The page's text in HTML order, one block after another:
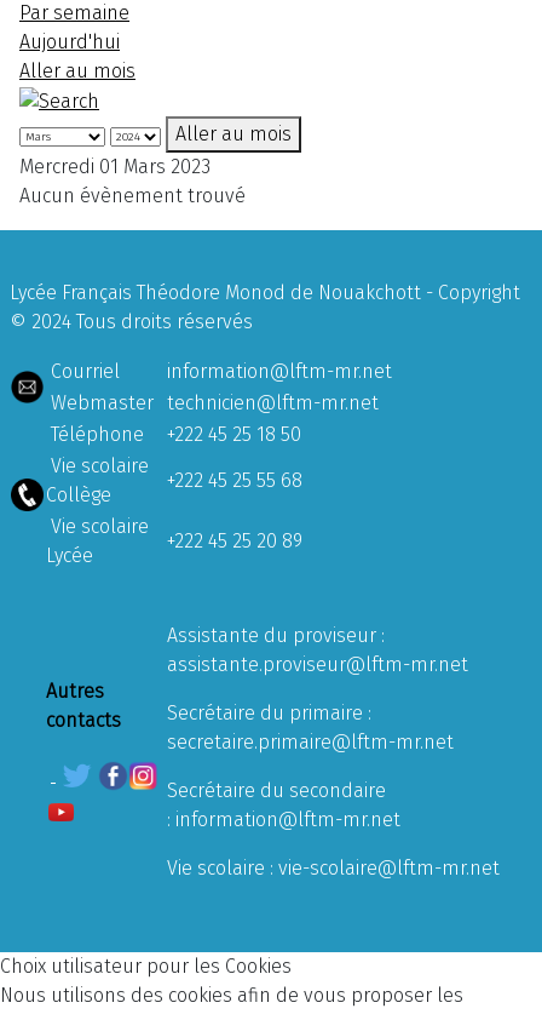
Par semaine
Aujourd'hui
Aller au mois
Aller au mois
Mercredi 01 Mars 2023
Aucun évènement trouvé
Lycée Français Théodore Monod de Nouakchott - Copyright
© 2024 Tous droits réservés
Courriel
information@lftm-mr.net
Webmaster technicien@lftm-mr.net
Téléphone
+222 45 25 18 50
Vie scolaire
Collège
+222 45 25 55 68
Vie scolaire
Lycée
+222 45 25 20 89
Autres
contacts
Assistante du proviseur :
assistante.proviseur@lftm-mr.net
Secrétaire du primaire :
secretaire.primaire@lftm-mr.net
Secrétaire du secondaire
: information@lftm-mr.net
Vie scolaire : vie-scolaire@lftm-mr.net
Choix utilisateur pour les Cookies
Nous utilisons des cookies afin de vous proposer les